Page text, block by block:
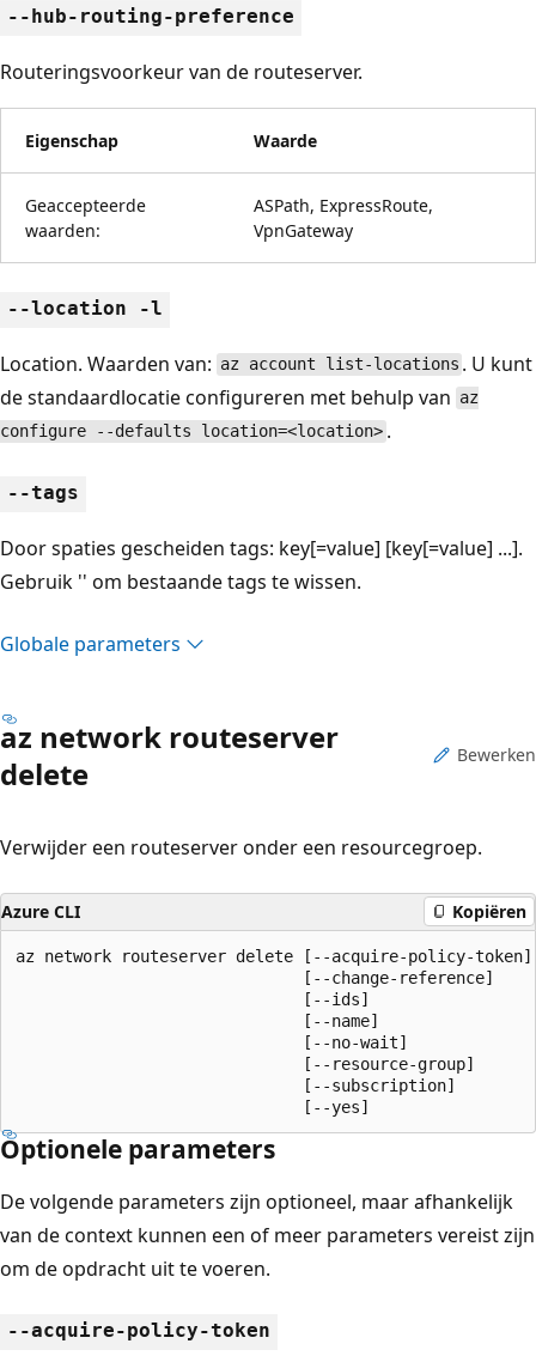
--hub-routing-preference
Routeringsvoorkeur van de routeserver.
Eigenschap Waarde
Geaccepteerde
waarden:
ASPath, ExpressRoute,
VpnGateway
--location -l
Location. Waarden van: az account list-locations . U kunt
de standaardlocatie configureren met behulp van az
configure --defaults location=<location> .
--tags
Door spaties gescheiden tags: key[=value] [key[=value] ...].
Gebruik '' om bestaande tags te wissen.
Globale parameters
az network routeserver
delete
Bewerken
Verwijder een routeserver onder een resourcegroep.
Azure CLI Kopiëren
az network routeserver delete [--acquire-policy-token]
                              [--change-reference]
                              [--ids]
                              [--name]
                              [--no-wait]
                              [--resource-group]
                              [--subscription]
                              [--yes]
Optionele parameters
De volgende parameters zijn optioneel, maar afhankelijk
van de context kunnen een of meer parameters vereist zijn
om de opdracht uit te voeren.
--acquire-policy-token